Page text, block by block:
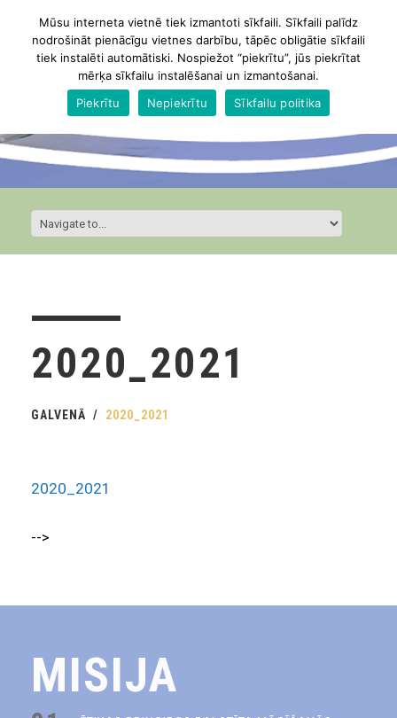
2020_2021
GALVENĀ 2020_2021
2020_2021
-->
MISIJA
Mūsu interneta vietnē tiek izmantoti sīkfaili. Sīkfaili palīdz
nodrošināt pienācīgu vietnes darbību, tāpēc obligātie sīkfaili
tiek instalēti automātiski. Nospiežot “piekrītu”, jūs piekrītat
mērķa sīkfailu instalēšanai un izmantošanai.
Piekrītu
Nepiekrītu Sīkfailu politika